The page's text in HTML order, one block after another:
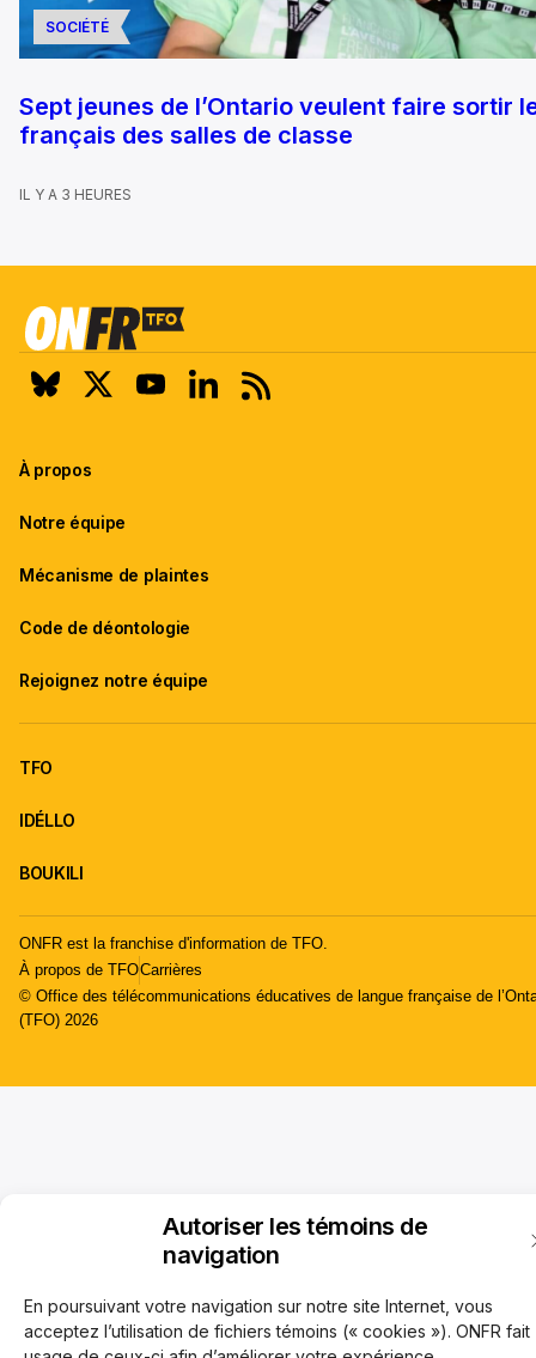
Autoriser les témoins de
navigation
En poursuivant votre navigation sur notre site Internet, vous
acceptez l’utilisation de fichiers témoins (« cookies »). ONFR fait
SOCIÉTÉ
Sept jeunes de l’Ontario veulent faire sortir
français des salles de classe
IL Y A 3 HEURES
À propos
Notre équipe
Mécanisme de plaintes
Code de déontologie
Rejoignez notre équipe
TFO
IDÉLLO
BOUKILI
ONFR est la franchise d'information de TFO.
À propos de TFOCarrières
© Office des télécommunications éducatives de langue française de
(TFO) 2026